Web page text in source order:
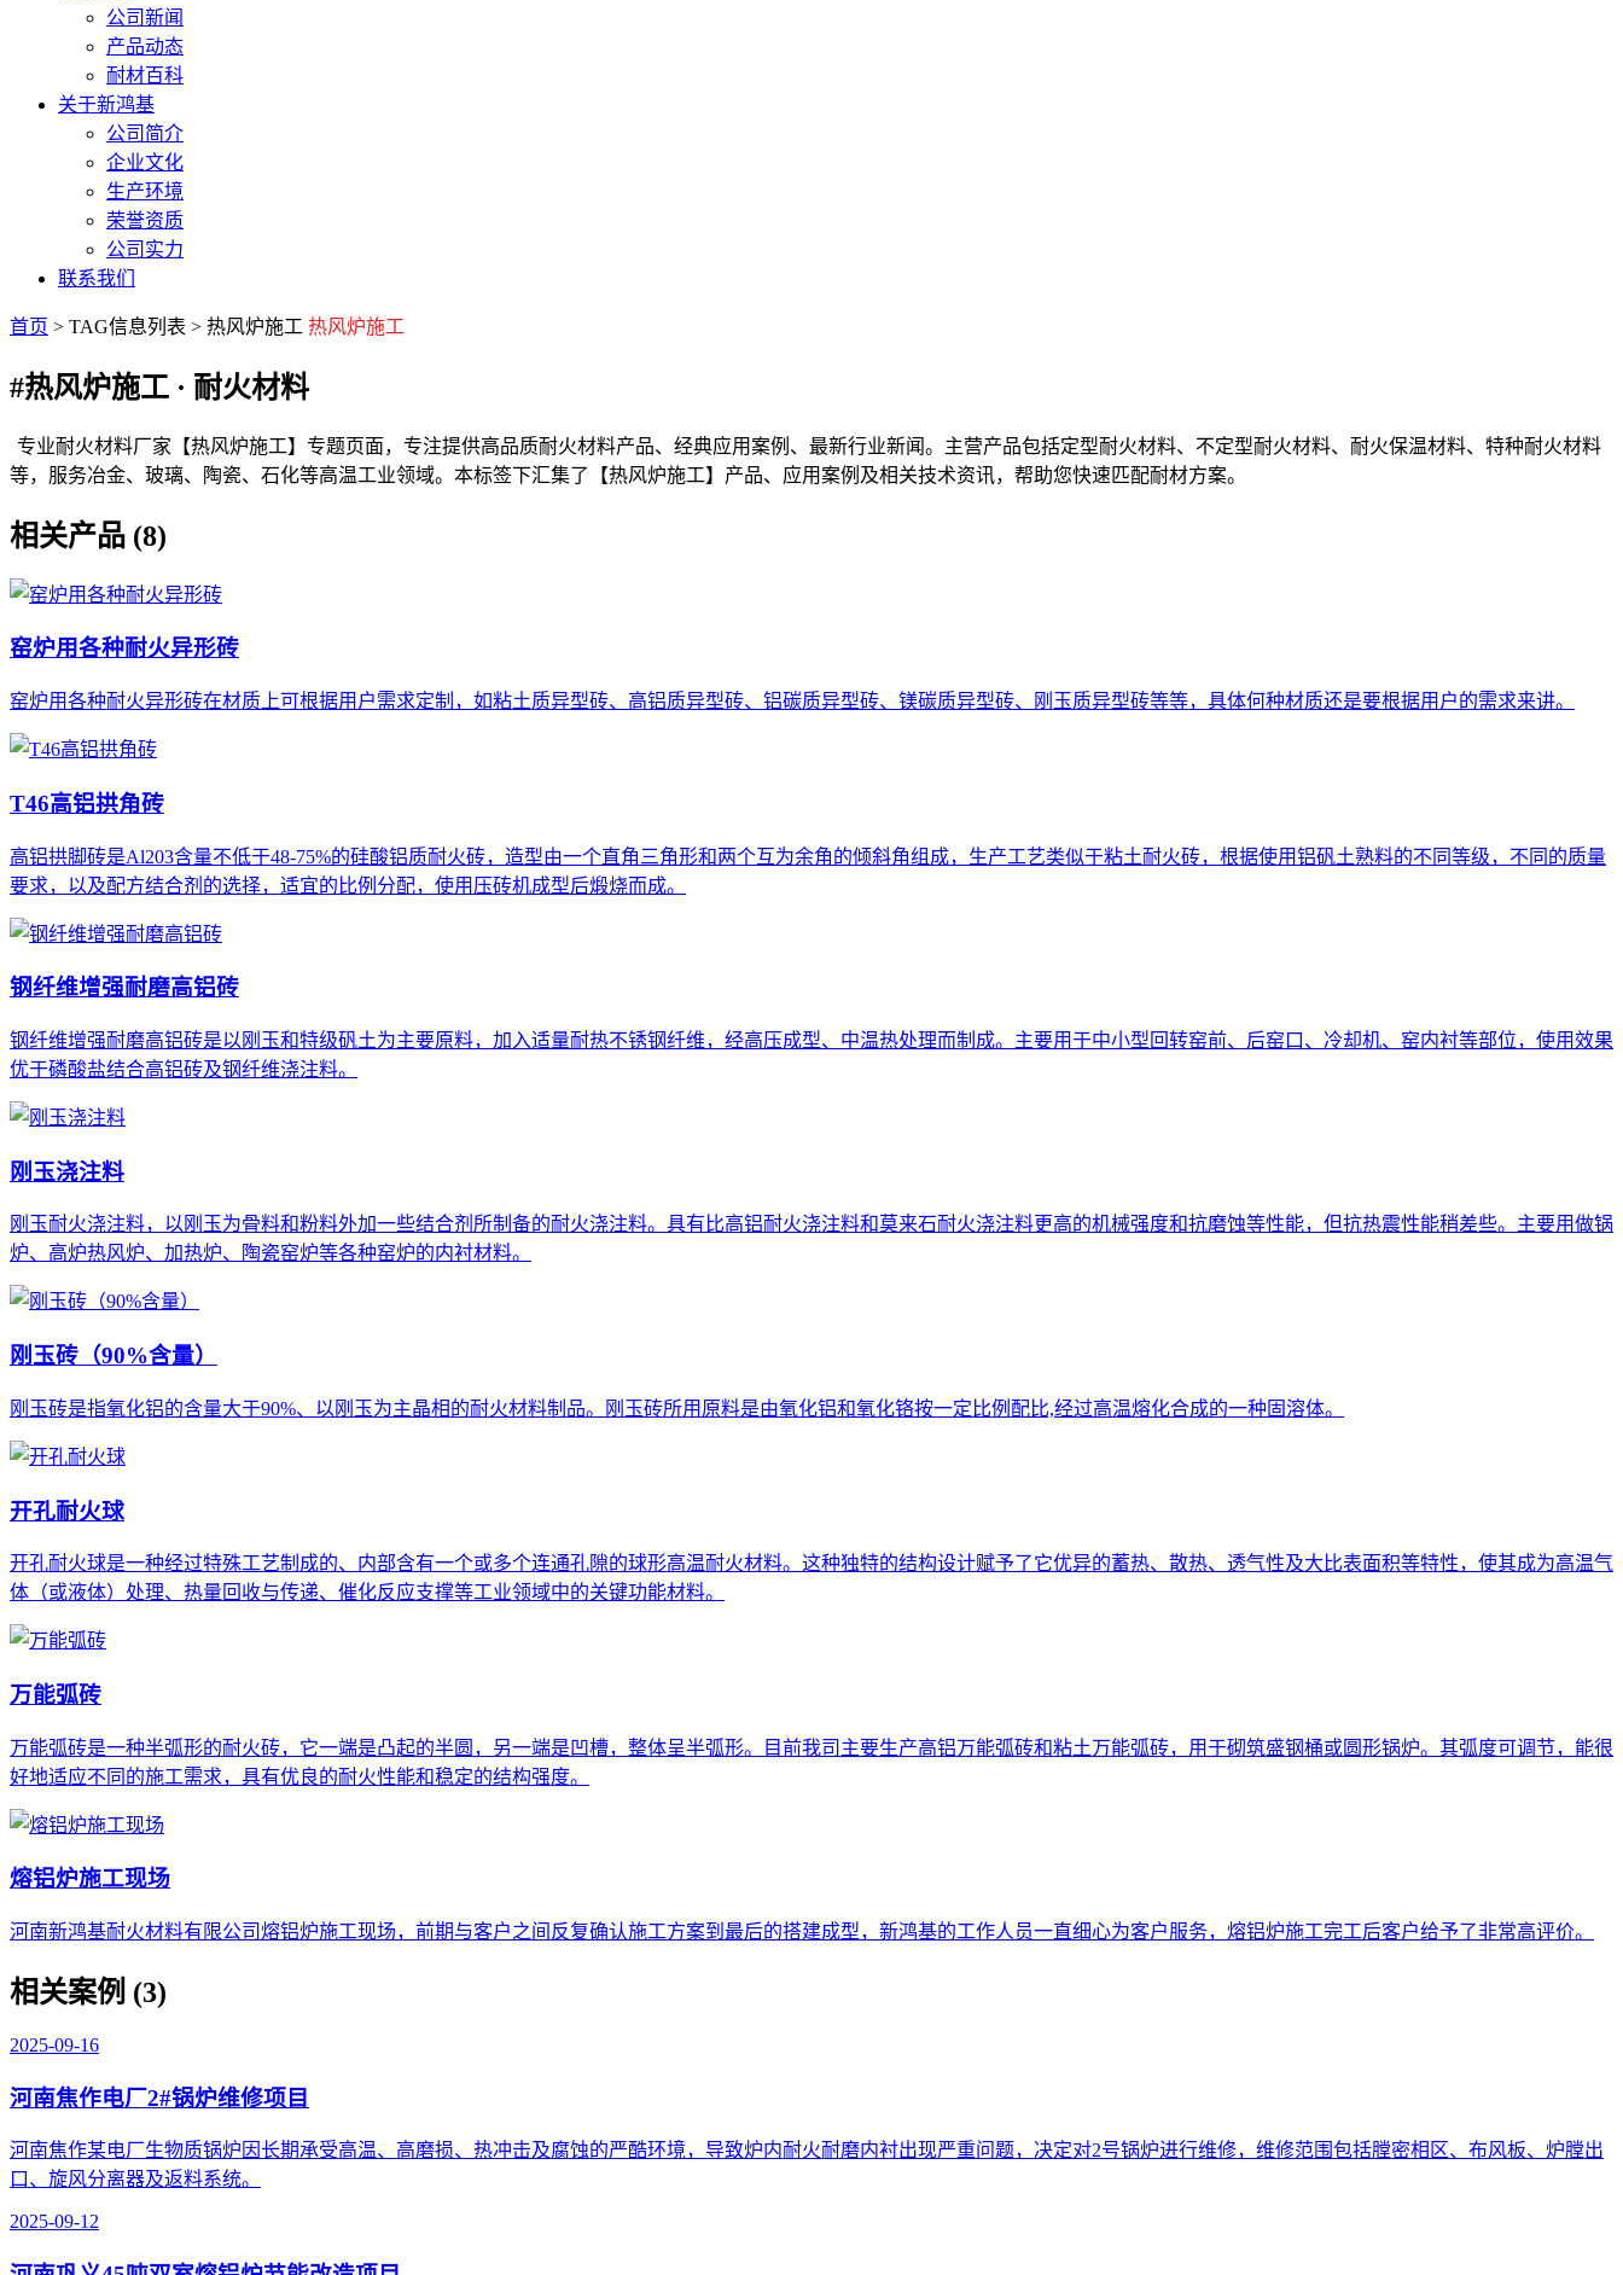
公司新闻
产品动态
耐材百科
关于新鸿基
公司简介
企业文化
生产环境
荣誉资质
公司实力
联系我们
首页 > TAG信息列表 > 热风炉施工 热风炉施工
#热风炉施工 · 耐火材料
专业耐火材料厂家【热风炉施工】专题页面，专注提供高品质耐火材料产品、经典应用案例、最新行业新闻。主营产品包括定型耐火材料、不定型耐火材料、耐火保温材料、特种耐火材料
等，服务冶金、玻璃、陶瓷、石化等高温工业领域。本标签下汇集了【热风炉施工】产品、应用案例及相关技术资讯，帮助您快速匹配耐材方案。
相关产品 (8)
窑炉用各种耐火异形砖
窑炉用各种耐火异形砖在材质上可根据用户需求定制，如粘土质异型砖、高铝质异型砖、铝碳质异型砖、镁碳质异型砖、刚玉质异型砖等等，具体何种材质还是要根据用户的需求来讲。
T46高铝拱角砖
高铝拱脚砖是Al203含量不低于48-75%的硅酸铝质耐火砖，造型由一个直角三角形和两个互为余角的倾斜角组成，生产工艺类似于粘土耐火砖，根据使用铝矾土熟料的不同等级，不同的质量
要求，以及配方结合剂的选择，适宜的比例分配，使用压砖机成型后煅烧而成。
钢纤维增强耐磨高铝砖
钢纤维增强耐磨高铝砖是以刚玉和特级矾土为主要原料，加入适量耐热不锈钢纤维，经高压成型、中温热处理而制成。主要用于中小型回转窑前、后窑口、冷却机、窑内衬等部位，使用效果
优于磷酸盐结合高铝砖及钢纤维浇注料。
刚玉浇注料
刚玉耐火浇注料，以刚玉为骨料和粉料外加一些结合剂所制备的耐火浇注料。具有比高铝耐火浇注料和莫来石耐火浇注料更高的机械强度和抗磨蚀等性能，但抗热震性能稍差些。主要用做锅
炉、高炉热风炉、加热炉、陶瓷窑炉等各种窑炉的内衬材料。
刚玉砖（90%含量）
刚玉砖是指氧化铝的含量大于90%、以刚玉为主晶相的耐火材料制品。刚玉砖所用原料是由氧化铝和氧化铬按一定比例配比,经过高温熔化合成的一种固溶体。
开孔耐火球
开孔耐火球是一种经过特殊工艺制成的、内部含有一个或多个连通孔隙的球形高温耐火材料。这种独特的结构设计赋予了它优异的蓄热、散热、透气性及大比表面积等特性，使其成为高温气
体（或液体）处理、热量回收与传递、催化反应支撑等工业领域中的关键功能材料。
万能弧砖
万能弧砖是一种半弧形的耐火砖，它一端是凸起的半圆，另一端是凹槽，整体呈半弧形。目前我司主要生产高铝万能弧砖和粘土万能弧砖，用于砌筑盛钢桶或圆形锅炉。其弧度可调节，能很
好地适应不同的施工需求，具有优良的耐火性能和稳定的结构强度。
熔铝炉施工现场
河南新鸿基耐火材料有限公司熔铝炉施工现场，前期与客户之间反复确认施工方案到最后的搭建成型，新鸿基的工作人员一直细心为客户服务，熔铝炉施工完工后客户给予了非常高评价。
相关案例 (3)
2025-09-16
河南焦作电厂2#锅炉维修项目
河南焦作某电厂生物质锅炉因长期承受高温、高磨损、热冲击及腐蚀的严酷环境，导致炉内耐火耐磨内衬出现严重问题，决定对2号锅炉进行维修，维修范围包括膛密相区、布风板、炉膛出
口、旋风分离器及返料系统。
2025-09-12